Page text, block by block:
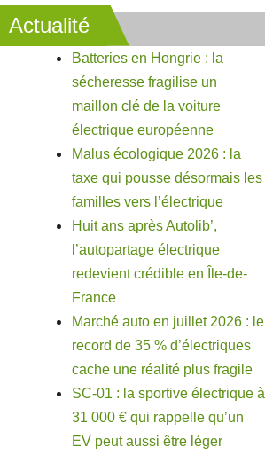
Actualité
Batteries en Hongrie : la
sécheresse fragilise un
maillon clé de la voiture
électrique européenne
Malus écologique 2026 : la
taxe qui pousse désormais les
familles vers l’électrique
Huit ans après Autolib’,
l’autopartage électrique
redevient crédible en Île-de-
France
Marché auto en juillet 2026 : le
record de 35 % d’électriques
cache une réalité plus fragile
SC-01 : la sportive électrique à
31 000 € qui rappelle qu’un
EV peut aussi être léger